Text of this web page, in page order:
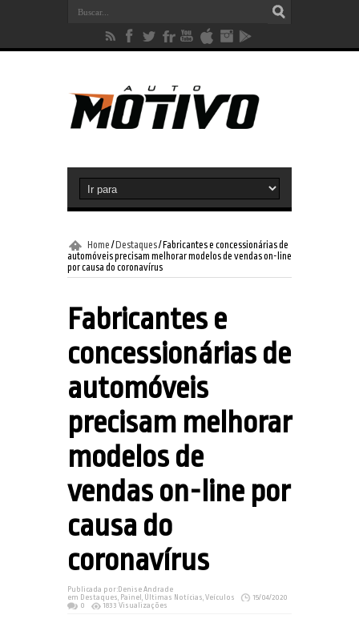
Home / Destaques/ Fabricantes e concessionárias de
automóveis precisam melhorar modelos de vendas on-line
por causa do coronavírus
Fabricantes e
concessionárias de
automóveis
precisam melhorar
modelos de
vendas on-line por
causa do
coronavírus
Publicada por: Denise Andrade
em Destaques, Painel , Últimas Notícias, Veículos
15/04/2020
0
1833 Visualizações